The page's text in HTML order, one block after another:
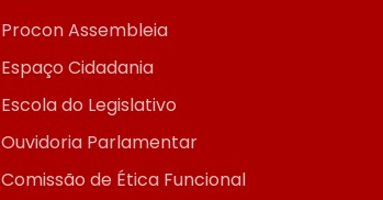
Procon Assembleia
Espaço Cidadania
Escola do Legislativo
Ouvidoria Parlamentar
Comissão de Ética Funcional